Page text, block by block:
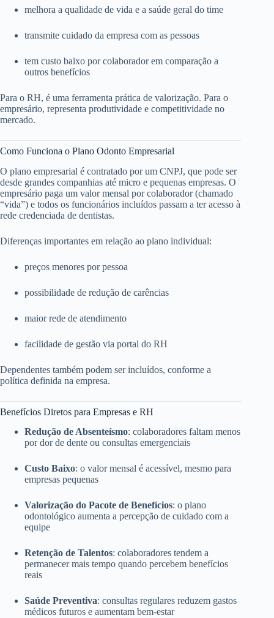
melhora a qualidade de vida e a saúde geral do time
transmite cuidado da empresa com as pessoas
tem custo baixo por colaborador em comparação a
outros benefícios
Para o RH, é uma ferramenta prática de valorização. Para o
empresário, representa produtividade e competitividade no
mercado.
Como Funciona o Plano Odonto Empresarial
O plano empresarial é contratado por um CNPJ, que pode ser
desde grandes companhias até micro e pequenas empresas. O
empresário paga um valor mensal por colaborador (chamado
“vida”) e todos os funcionários incluídos passam a ter acesso à
rede credenciada de dentistas.
Diferenças importantes em relação ao plano individual:
preços menores por pessoa
possibilidade de redução de carências
maior rede de atendimento
facilidade de gestão via portal do RH
Dependentes também podem ser incluídos, conforme a
política definida na empresa.
Benefícios Diretos para Empresas e RH
Redução de Absenteísmo: colaboradores faltam menos
por dor de dente ou consultas emergenciais
Custo Baixo: o valor mensal é acessível, mesmo para
empresas pequenas
Valorização do Pacote de Benefícios: o plano
odontológico aumenta a percepção de cuidado com a
equipe
Retenção de Talentos: colaboradores tendem a
permanecer mais tempo quando percebem benefícios
reais
Saúde Preventiva: consultas regulares reduzem gastos
médicos futuros e aumentam bem-estar